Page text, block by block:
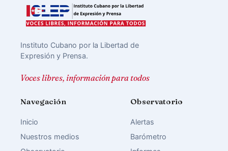
Instituto Cubano por la Libertad de
Expresión y Prensa.
Voces libres, información para todos
Navegación
Inicio
Nuestros medios
Observatorio
Alertas
Barómetro